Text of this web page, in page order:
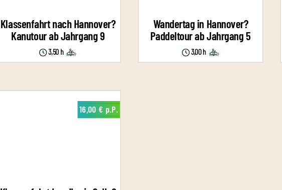
Klassenfahrt nach Hannover?
Kanutour ab Jahrgang 9
3,50 h
Wandertag in Hannover?
Paddeltour ab Jahrgang 5
3,00 h
16,00 € p.P.